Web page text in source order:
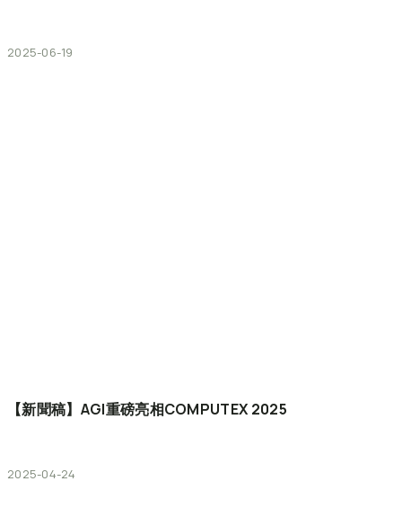
2025-06-19
【新聞稿】AGI重磅亮相COMPUTEX 2025
2025-04-24